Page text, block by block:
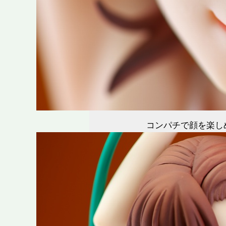
コンパチで顔を楽し